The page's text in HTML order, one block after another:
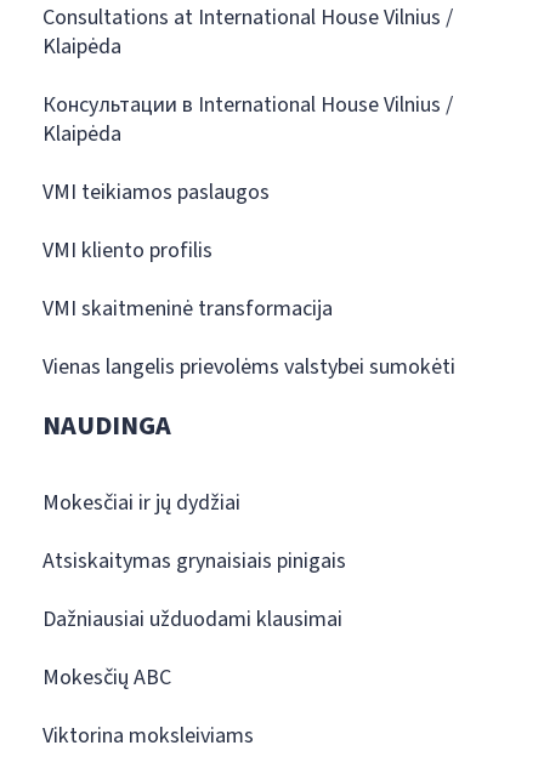
Consultations at International House Vilnius /
Klaipėda
Консультации в International House Vilnius /
Klaipėda
VMI teikiamos paslaugos
VMI kliento profilis
VMI skaitmeninė transformacija
Vienas langelis prievolėms valstybei sumokėti
NAUDINGA
Mokesčiai ir jų dydžiai
Atsiskaitymas grynaisiais pinigais
Dažniausiai užduodami klausimai
Mokesčių ABC
Viktorina moksleiviams